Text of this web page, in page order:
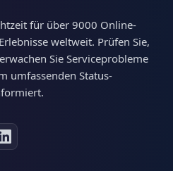
für über 9000 Online-
weltweit. Prüfen Sie,
Sie Serviceprobleme
umfassenden Status-